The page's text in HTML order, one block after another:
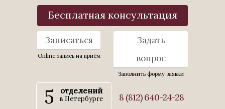
Бесплатная консультация
Записаться
Online запись на приём
Задать
вопрос
Заполнить форму заявки
5 отделений
в Петербурге 8 (812) 640-24-28